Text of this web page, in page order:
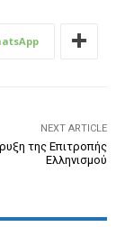
dI
NEXT ARTICLE
της Επιτροπής
Ελληνισμού